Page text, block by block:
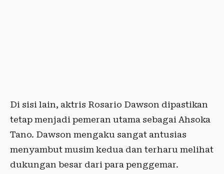
Di sisi lain, aktris Rosario Dawson dipastikan
tetap menjadi pemeran utama sebagai Ahsoka
Tano. Dawson mengaku sangat antusias
menyambut musim kedua dan terharu melihat
dukungan besar dari para penggemar.